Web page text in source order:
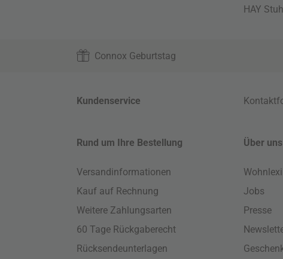
HAY
Connox Geburtstag
Kundenservice
Rund um Ihre Bestellung
Versandinformationen
Kauf auf Rechnung
Weitere Zahlungsarten
60 Tage Rückgaberecht
Rücksendeunterlagen
Über uns
Jobs
Presse